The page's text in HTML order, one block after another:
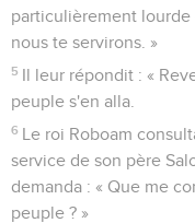
particulièrement lourde
nous te servirons. »
5 Il leur répondit : «
peuple s'en alla.
6 Le roi Roboam
service de son père
demanda : « Que me
peuple ? »